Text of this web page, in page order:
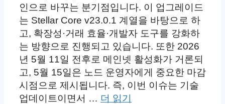
인으로 바꾸는 분기점입니다. 이 업그레이드
는 Stellar Core v23.0.1 계열을 바탕으로 하
고, 확장성·거래 효율·개발자 도구를 강화하
는 방향으로 진행되고 있습니다. 또한 2026
년 5월 11일 전후로 메인넷 활성화가 거론되
고, 5월 15일은 노드 운영자에게 중요한 마감
시점으로 제시됩니다. 즉, 이번 이슈는 기술
업데이트이면서 … 더 읽기